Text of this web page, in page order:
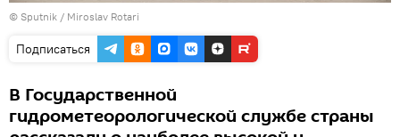
© Sputnik / Miroslav Rotari
Подписаться
В Государственной
гидрометеорологической службе страны